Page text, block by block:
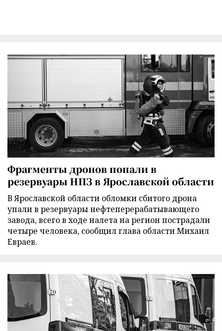
Фрагменты дронов попали в
резервуары НПЗ в Ярославской области
В Ярославской области обломки сбитого дрона
упали в резервуары нефтеперерабатывающего
завода, всего в ходе налета на регион пострадали
четыре человека, сообщил глава области Михаил
Евраев.